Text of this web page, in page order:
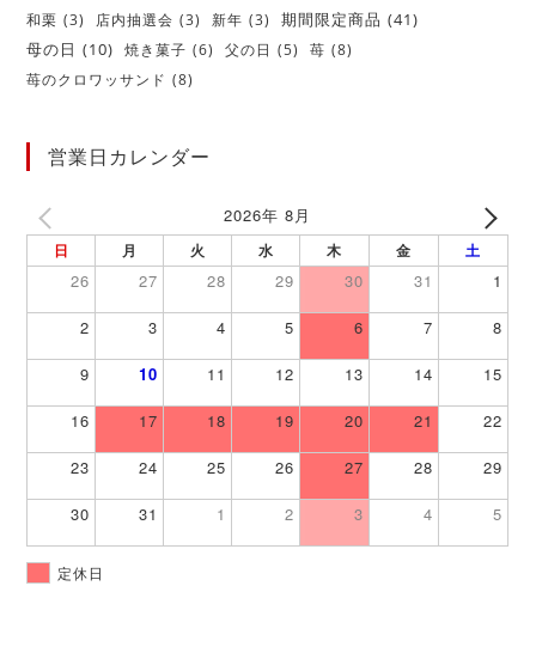
和栗 (3) 店内抽選会 (3) 新年 (3) 期間限定商品 (41)
母の日 (10) 焼き菓子 (6) 父の日 (5) 苺 (8)
苺のクロワッサンド (8)
営業日カレンダー
2026年 8月
日 月 火 水 木 金 土
26 27 28 29 30 31 1
2 3 4 5 6 7 8
9 10 11 12 13 14 15
16 17 18 19 20 21 22
23 24 25 26 27 28 29
30 31 1 2 3 4 5
定休日